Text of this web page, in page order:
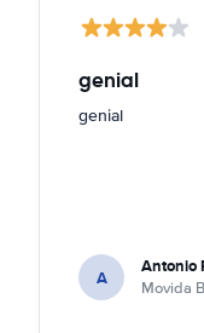
genial
genial
A Antonio
Movida